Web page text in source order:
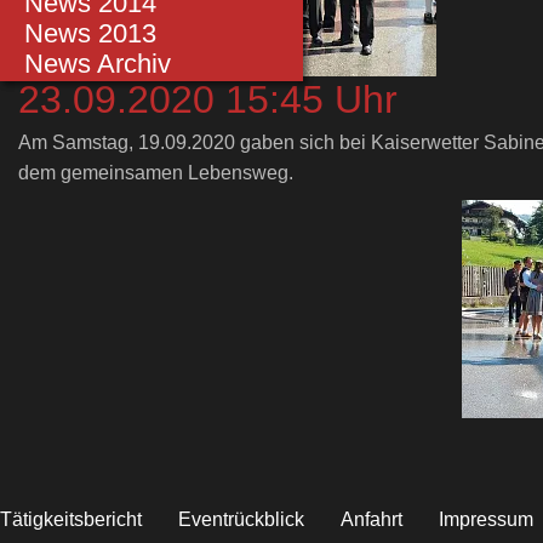
Einsätze 2013
Einsätze bis 2012
News 2013
News Archiv
23.09.2020 15:45 Uhr
Am Samstag, 19.09.2020 gaben sich bei Kaiserwetter
dem gemeinsamen Lebensweg.
Tätigkeitsbericht Eventrückblick Anfahrt Impressum